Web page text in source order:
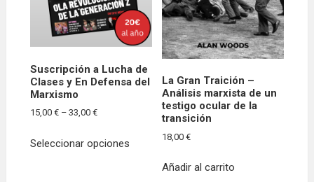
la
página
de
producto
Suscripción a Lucha de
Clases y En Defensa del
Marxismo
15,00€ – 33,00€Price
15,00 €
Seleccionar opciones
La Gran Traición –
Análisis marxista de un
testigo ocular de la
transición
18,00€
Añadir al carrito